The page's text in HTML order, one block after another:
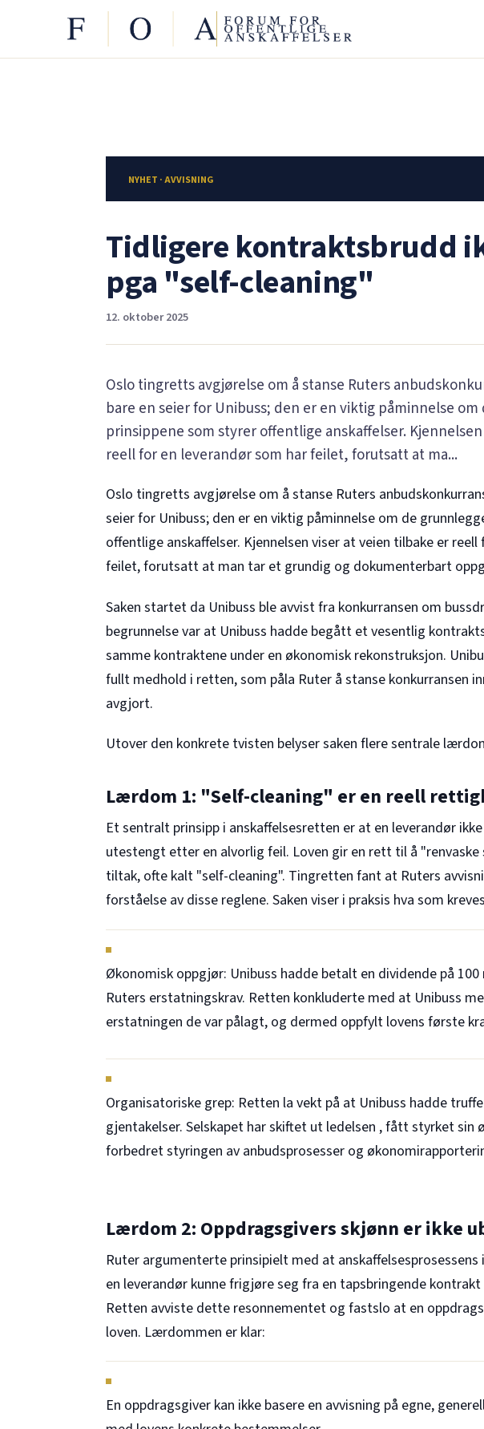
NYHET · AVVISNING
Tidligere kontraktsbrudd
pga "self-cleaning"
12. oktober 2025
Oslo tingretts avgjørelse om å stanse Ruters
bare en seier for Unibuss; den er en viktig påminnelse
prinsippene som styrer offentlige anskaffelser.
reell for en leverandør som har feilet, forutsatt at ma...
Oslo tingretts avgjørelse om å stanse Ruters
seier for Unibuss; den er en viktig påminnelse om de
offentlige anskaffelser. Kjennelsen viser at veien tilbake er
feilet, forutsatt at man tar et grundig og dokumenterbart
Saken startet da Unibuss ble avvist fra konkurransen om
begrunnelse var at Unibuss hadde begått et vesentlig
samme kontraktene under en økonomisk rekonstruksjon.
fullt medhold i retten, som påla Ruter å stanse konkurransen
avgjort.
Utover den konkrete tvisten belyser saken flere sentrale
Lærdom 1: "Self-cleaning" er en reell
Et sentralt prinsipp i anskaffelsesretten er at en leverandør
utestengt etter en alvorlig feil. Loven gir en rett til å
tiltak, ofte kalt "self-cleaning". Tingretten fant at Ruters
forståelse av disse reglene. Saken viser i praksis hva som
Økonomisk oppgjør: Unibuss hadde betalt en dividende på
Ruters erstatningskrav. Retten konkluderte med at Unibuss
erstatningen de var pålagt, og dermed oppfylt lovens første
Organisatoriske grep: Retten la vekt på at Unibuss hadde
gjentakelser. Selskapet har skiftet ut ledelsen , fått styrket sin
forbedret styringen av anbudsprosesser og
Lærdom 2: Oppdragsgivers skjønn er ikke
Ruter argumenterte prinsipielt med at
en leverandør kunne frigjøre seg fra en tapsbringende
Retten avviste dette resonnementet og fastslo at en
loven. Lærdommen er klar:
En oppdragsgiver kan ikke basere en avvisning på egne,